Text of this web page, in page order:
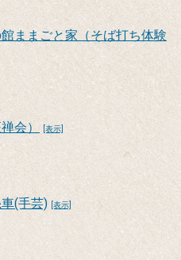
ままごと家（そば打ち体験
会） [表示]
(手芸) [表示]